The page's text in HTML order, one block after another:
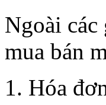
Ngoài
mua bán
1. Hóa